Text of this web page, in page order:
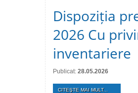
Dispoziția
2026 Cu
inventariere
Publicat: 28.05.2026
CITEŞTE MAI MULT...